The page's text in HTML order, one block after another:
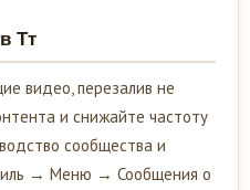
Тт
видео, перезалив не
и снижайте частоту
сообщества и
→ Меню → Сообщения о